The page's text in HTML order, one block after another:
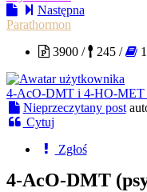
Następna
Parathormon
3900 /
245 /
4-AcO-DMT i 4-HO-MET
Nieprzeczytany post
Cytuj
Zgłoś
4-AcO-DMT